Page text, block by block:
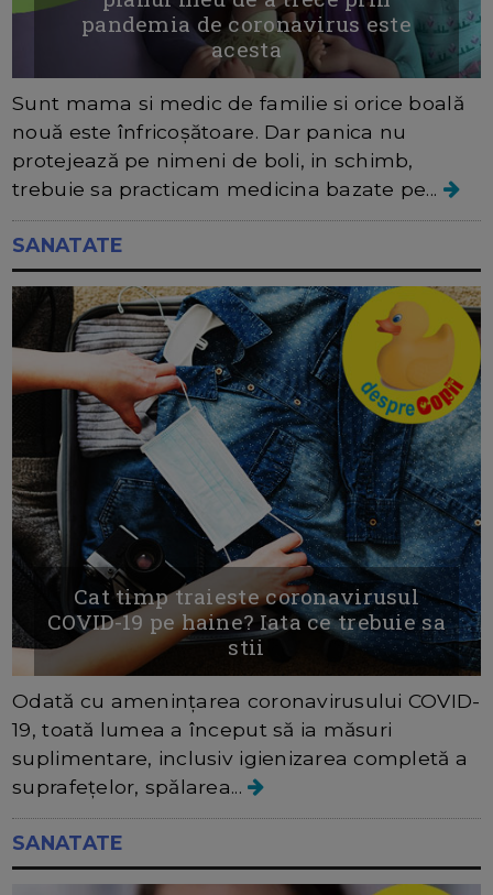
pandemia de coronavirus este
acesta
Sunt mama si medic de familie si orice boală
nouă este înfricoșătoare. Dar panica nu
protejează pe nimeni de boli, in schimb,
trebuie sa practicam medicina bazate pe...
SANATATE
Cat timp traieste coronavirusul
COVID-19 pe haine? Iata ce trebuie sa
stii
Odată cu amenințarea coronavirusului COVID-
19, toată lumea a început să ia măsuri
suplimentare, inclusiv igienizarea completă a
suprafețelor, spălarea...
SANATATE